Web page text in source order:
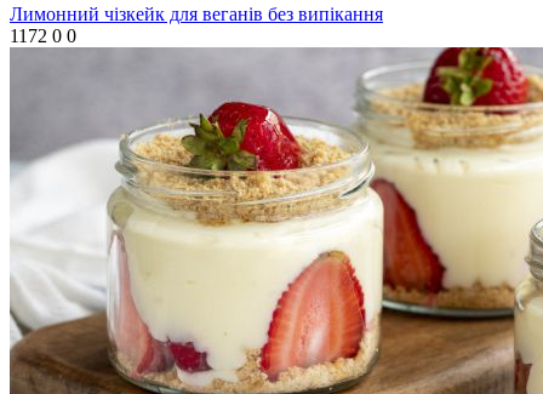
Лимонний чізкейк для веганів без випікання
1172 0 0